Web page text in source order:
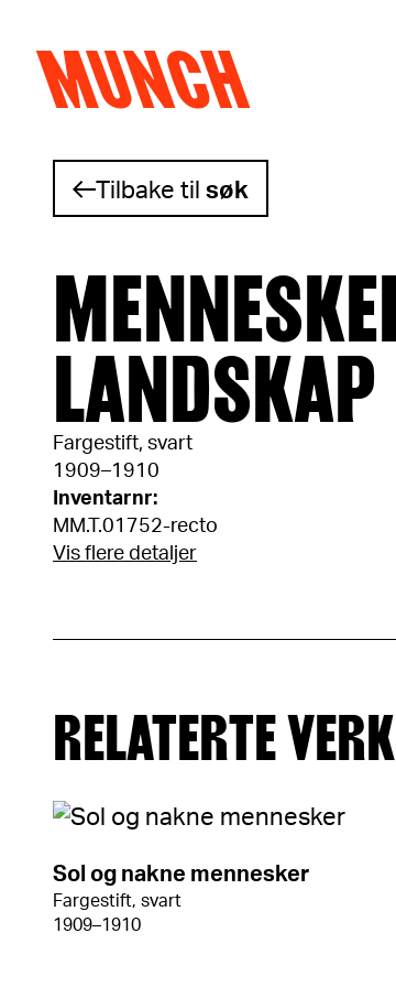
Hopp til innhold
MUNCH
Tilbake tilsøk
LANDSKAP
Fargestift, svart
1909–1910
Inventarnr:
MM.T.01752-recto
Vis flere detaljer
RELATERTE VERK
Sol og nakne mennesker
Fargestift, svart
1909–1910